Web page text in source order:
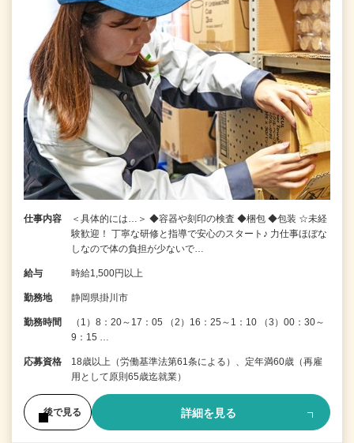
仕事内容
＜具体的には…＞ ◆容器や刻印の検査 ◆梱包 ◆包装 ☆未経
験歓迎！ 丁寧な研修と指導で安心のスタート♪ 力仕事ほぼな
しなので体の負担が少ないで…
給与 時給1,500円以上
勤務地 静岡県掛川市
勤務時間
（1）8：20～17：05 （2）16：25～1：10 （3）00：30～
9：15 …
応募資格
18歳以上（労働基準法第61条による）、定年満60歳（再雇
用として原則65歳迄就業）
後で見る 詳細を見る